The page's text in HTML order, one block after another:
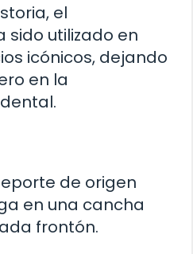
el
utilizado en
icónicos, dejando
en la
de origen
en una cancha
frontón.